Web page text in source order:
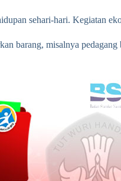
sehari-hari. Kegiatan
barang, misalnya